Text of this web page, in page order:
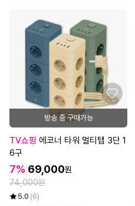
방송 중 구매가능
TV쇼핑
6구
7% 69,000원
74,000원
5.0 (6)